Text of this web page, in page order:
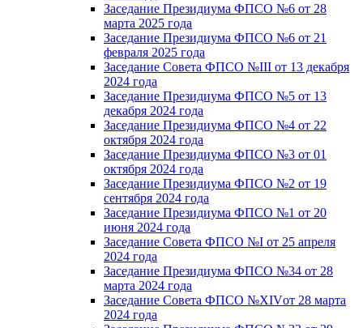
Заседание Президиума ФПСО №6 от 28
марта 2025 года
Заседание Президиума ФПСО №6 от 21
февраля 2025 года
Заседание Совета ФПСО №III от 13 декабря
2024 года
Заседание Президиума ФПСО №5 от 13
декабря 2024 года
Заседание Президиума ФПСО №4 от 22
октября 2024 года
Заседание Президиума ФПСО №3 от 01
октября 2024 года
Заседание Президиума ФПСО №2 от 19
сентября 2024 года
Заседание Президиума ФПСО №1 от 20
июня 2024 года
Заседание Совета ФПСО №I от 25 апреля
2024 года
Заседание Президиума ФПСО №34 от 28
марта 2024 года
Заседание Совета ФПСО №XIVот 28 марта
2024 года